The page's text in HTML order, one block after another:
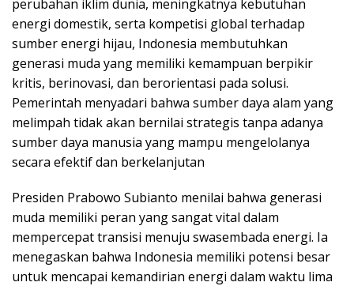
perubahan iklim dunia, meningkatnya kebutuhan
energi domestik, serta kompetisi global terhadap
sumber energi hijau, Indonesia membutuhkan
generasi muda yang memiliki kemampuan berpikir
kritis, berinovasi, dan berorientasi pada solusi.
Pemerintah menyadari bahwa sumber daya alam yang
melimpah tidak akan bernilai strategis tanpa adanya
sumber daya manusia yang mampu mengelolanya
secara efektif dan berkelanjutan
Presiden Prabowo Subianto menilai bahwa generasi
muda memiliki peran yang sangat vital dalam
mempercepat transisi menuju swasembada energi. Ia
menegaskan bahwa Indonesia memiliki potensi besar
untuk mencapai kemandirian energi dalam waktu lima